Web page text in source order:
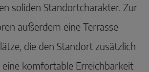
soliden Standortcharakter. Zur
außerdem eine Terrasse
die den Standort zusätzlich
komfortable Erreichbarkeit